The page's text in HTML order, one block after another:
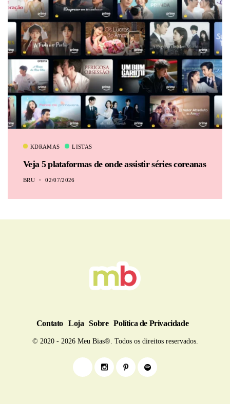
KDRAMAS LISTAS
Veja 5 plataformas de onde assistir séries coreanas
BRU 02/07/2026
Contato Loja Sobre Política de Privacidade
© 2020 - 2026 Meu Bias®. Todos os direitos reservados.